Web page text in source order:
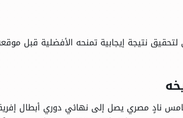
نتيجة إيجابية تمنحه الأفضلية قبل
نادٍ مصري يصل إلى نهائي دوري أبطال